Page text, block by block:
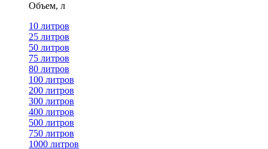
Объем, л
10 литров
25 литров
50 литров
75 литров
80 литров
100 литров
200 литров
300 литров
400 литров
500 литров
750 литров
1000 литров